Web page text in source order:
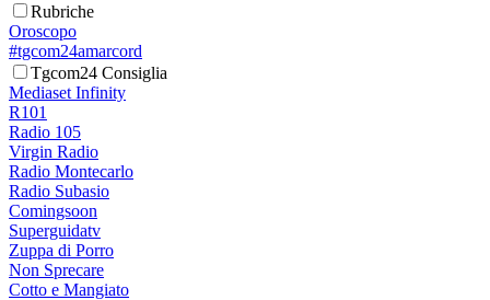
Rubriche
Oroscopo
#tgcom24amarcord
Tgcom24 Consiglia
Mediaset Infinity
R101
Radio 105
Virgin Radio
Radio Montecarlo
Radio Subasio
Comingsoon
Superguidatv
Zuppa di Porro
Non Sprecare
Cotto e Mangiato